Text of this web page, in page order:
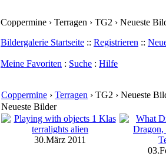
Coppermine › Terragen › TG2 › Neueste
Bildergalerie Startseite :: Registrieren ::
Meine Favoriten : Suche : Hilfe
Coppermine › Terragen › TG2 › Neueste
Neueste Bilder
30.März 2011